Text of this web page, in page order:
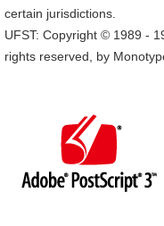
certain jurisdictions.
UFST: Copyright © 1989 -
rights reserved, by